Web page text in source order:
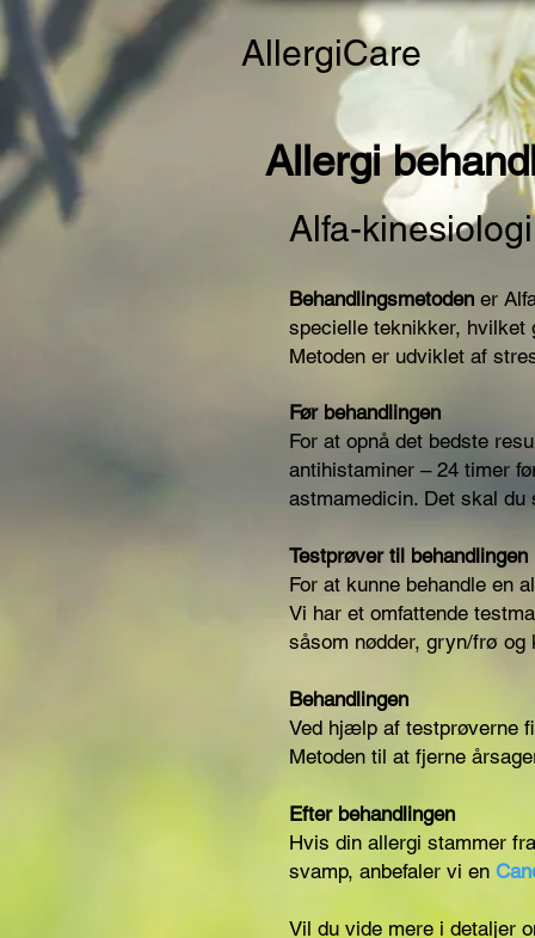
AllergiCare
Allergi
Alfa-kinesiologi
Behandlingsmetoden er
specielle teknikker, hvilket
Metoden er udviklet af
Før behandlingen
For at opnå det bedste
antihistaminer – 24 timer
astmamedicin. Det skal du
Testprøver til behandlingen
For at kunne behandle en
Vi har et omfattende
såsom nødder, gryn/frø og
Behandlingen
Ved hjælp af testprøverne
Metoden til at fjerne
Efter behandlingen
Hvis din allergi stammer
svamp, anbefaler vi en
Vil du vide mere i detaljer